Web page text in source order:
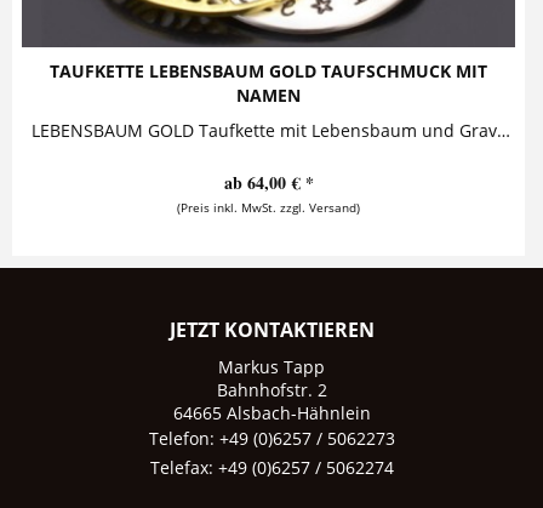
TAUFKETTE LEBENSBAUM GOLD TAUFSCHMUCK MIT
NAMEN
LEBENSBAUM GOLD Taufkette mit Lebensbaum und Gravur Diese bezaubernde Taufkette besteht aus einem personalisierten Anhänger, auf den ein...
ab 64,00 € *
(Preis inkl. MwSt. zzgl. Versand)
JETZT KONTAKTIEREN
Markus Tapp
Bahnhofstr. 2
64665 Alsbach-Hähnlein
Telefon: +49 (0)6257 / 5062273
Telefax: +49 (0)6257 / 5062274